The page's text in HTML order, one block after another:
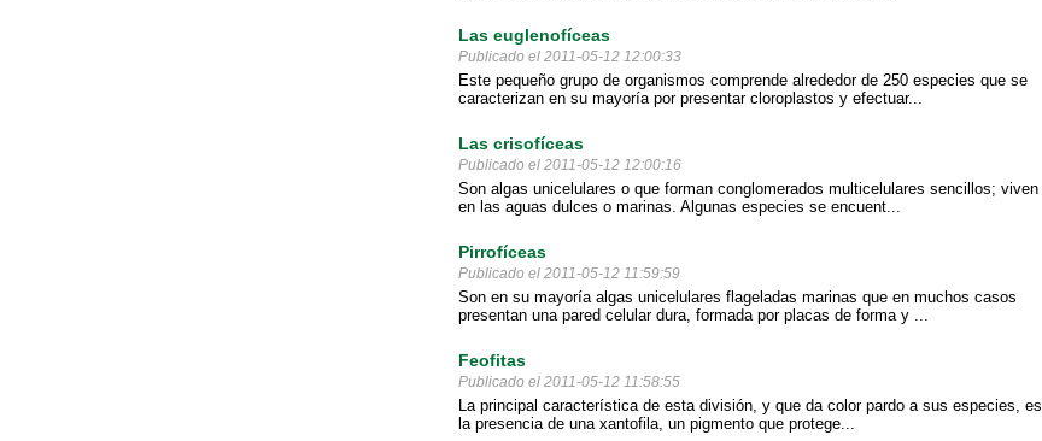
Las euglenofíceas
Publicado el 2011-05-12 12:00:33
Este pequeño grupo de organismos comprende alrededor de 250 especies que se
caracterizan en su mayoría por presentar cloroplastos y efectuar...
Las crisofíceas
Publicado el 2011-05-12 12:00:16
Son algas unicelulares o que forman conglomerados multicelulares sencillos; viven
en las aguas dulces o marinas. Algunas especies se encuent...
Pirrofíceas
Publicado el 2011-05-12 11:59:59
Son en su mayoría algas unicelulares flageladas marinas que en muchos casos
presentan una pared celular dura, formada por placas de forma y ...
Feofitas
Publicado el 2011-05-12 11:58:55
La principal característica de esta división, y que da color pardo a sus especies, es
la presencia de una xantofila, un pigmento que protege...